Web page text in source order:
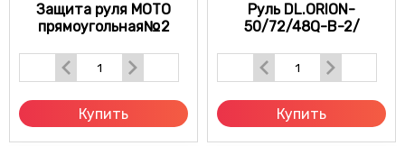
Защита руля МОТО
прямоугольная№2
Купить
Руль DL.ORION-
50/72/48Q-B-2/
Купить